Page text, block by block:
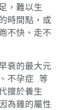
，難以生
時間點，或
不快、走不
衰的最大元
不孕症…等
擅於養生
為雞的屬性